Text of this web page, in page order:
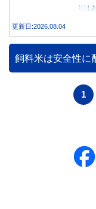
りは
更新日:2026.08.04
飼料米は安全性に
1